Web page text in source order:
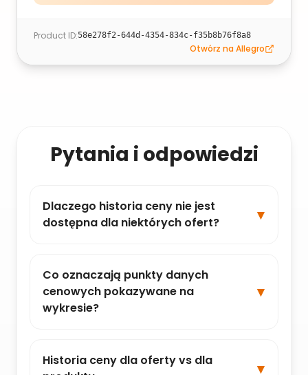
Product ID:58e278f2-644d-4354-834c-f35b8b76f8a8
Otwórz na Allegro
Pytania i odpowiedzi
Dlaczego historia ceny nie jest
dostępna dla niektórych ofert?
Co oznaczają punkty danych
cenowych pokazywane na
wykresie?
Historia ceny dla oferty vs dla